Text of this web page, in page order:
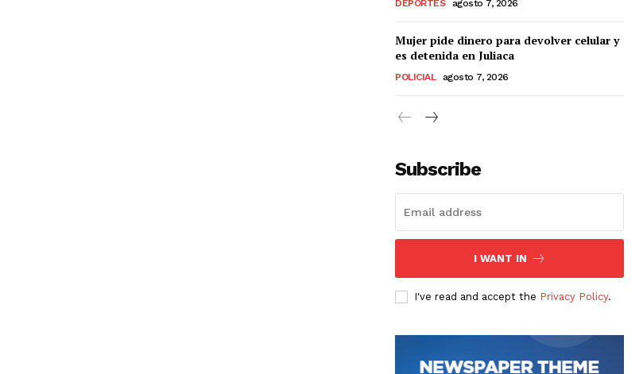
DEPORTES agosto 7, 2026
Mujer pide dinero para devolver celular y
es detenida en Juliaca
POLICIAL agosto 7, 2026
Subscribe
I WANT IN
I've read and accept the Privacy Policy.